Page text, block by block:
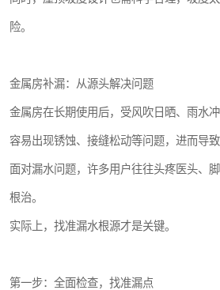
险。
金属房补漏：从源头解决问题
金属房在长期使用后，受风吹日晒、雨水
容易出现锈蚀、接缝松动等问题，进而导致
面对漏水问题，许多用户往往头疼医头、
根治。
实际上，找准漏水根源才是关键。
第一步：全面检查，找准漏点